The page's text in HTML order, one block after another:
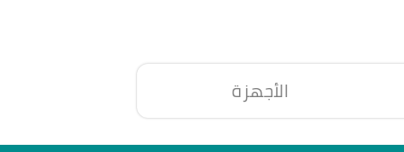
الأجهزة